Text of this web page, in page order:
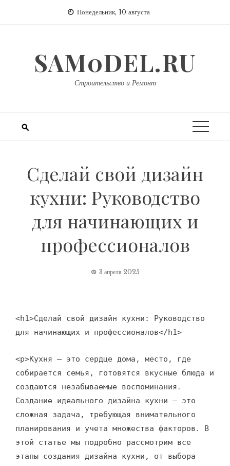
Понедельник, 10 августа
SAM0DEL.RU
Строительство и Ремонт
Сделай свой дизайн
кухни: Руководство
для начинающих и
профессионалов
3 апреля 2025
<h1>Сделай свой дизайн кухни: Руководство
для начинающих и профессионалов</h1>
<p>Кухня – это сердце дома, место, где
собирается семья, готовятся вкусные блюда и
создаются незабываемые воспоминания․
Создание идеального дизайна кухни – это
сложная задача, требующая внимательного
планирования и учета множества факторов․ В
этой статье мы подробно рассмотрим все
этапы создания дизайна кухни, от выбора